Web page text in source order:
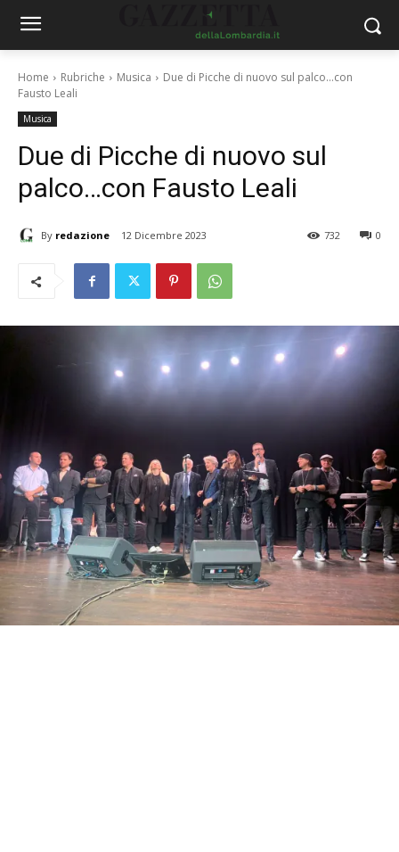
Home Rubriche Musica
Due di Picche di nuovo sul palco...con
Fausto Leali
Musica
Due di Picche di nuovo sul
palco…con Fausto Leali
By redazione 12 Dicembre 2023 0
732